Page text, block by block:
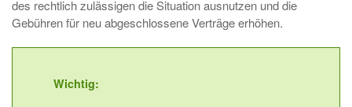
des rechtlich zulässigen die Situation ausnutzen und die
Gebühren für neu abgeschlossene Verträge erhöhen.
Wichtig: